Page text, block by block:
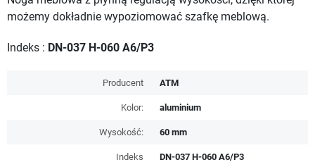
możemy dokładnie wypoziomować szafkę meblową.
Indeks : DN-037 H-060 A6/P3
Producent ATM
Kolor: aluminium
Wysokość: 60 mm
Indeks DN-037 H-060 A6/P3